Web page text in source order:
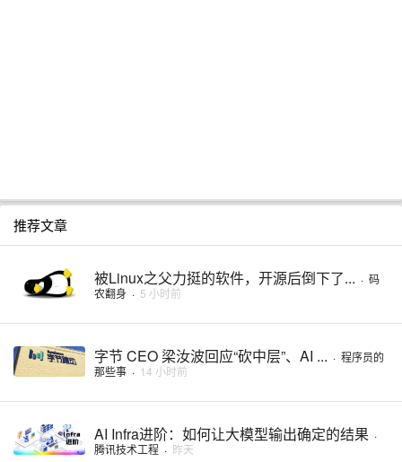
推荐文章
被Linux之父力挺的软件，开源后倒下了... · 码
农翻身 · 5 小时前
字节 CEO 梁汝波回应“砍中层”、AI ... · 程序员的
那些事 · 14 小时前
AI Infra进阶：如何让大模型输出确定的结果 ·
腾讯技术工程 · 昨天